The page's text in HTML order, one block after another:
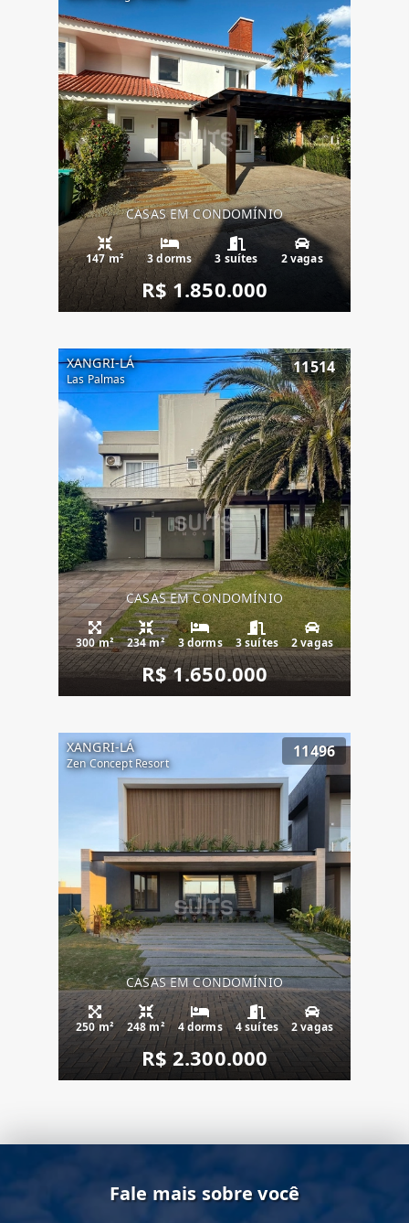
CASAS EM CONDOMÍNIO
147 m² 3 dorms 3 suítes 2 vagas
R$ 1.850.000
XANGRI-LÁ
Las Palmas
11514
CASAS EM CONDOMÍNIO
300 m² 234 m² 3 dorms 3 suítes 2 vagas
R$ 1.650.000
XANGRI-LÁ
Zen Concept Resort
11496
CASAS EM CONDOMÍNIO
250 m² 248 m² 4 dorms 4 suítes 2 vagas
R$ 2.300.000
Fale mais sobre você